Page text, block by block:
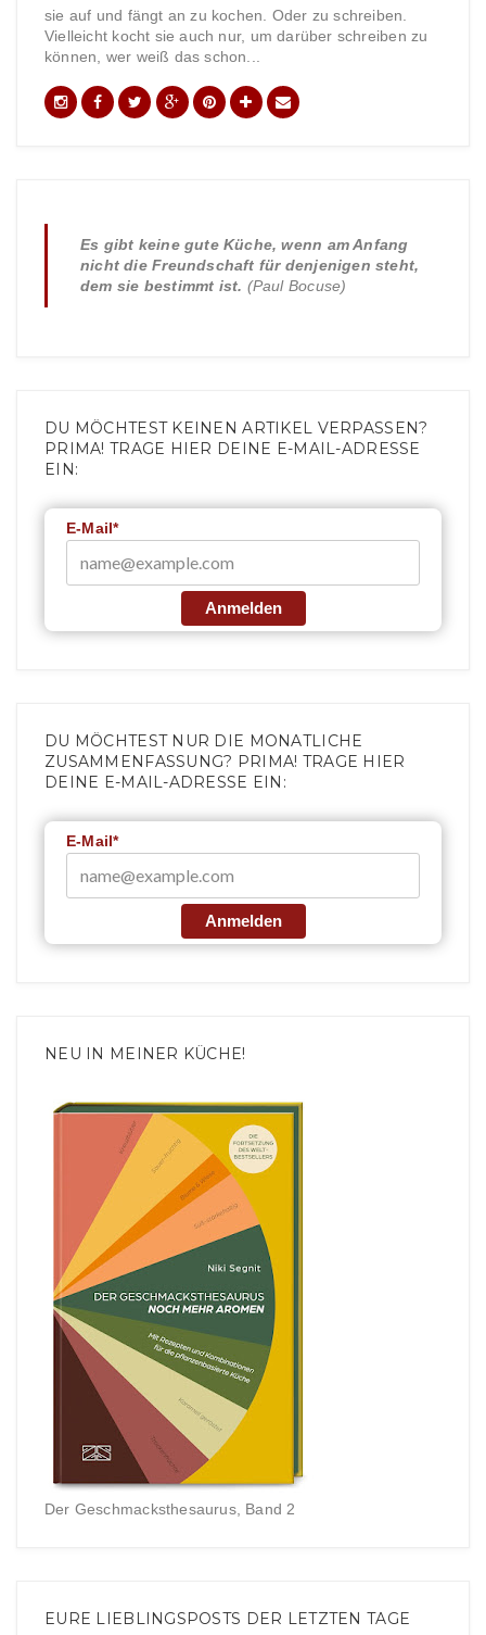
sie auf und fängt an zu kochen. Oder zu schreiben.
Vielleicht kocht sie auch nur, um darüber schreiben zu
können, wer weiß das schon...
Es gibt keine gute Küche, wenn am Anfang
nicht die Freundschaft für denjenigen steht,
dem sie bestimmt ist. (Paul Bocuse)
DU MÖCHTEST KEINEN ARTIKEL VERPASSEN?
PRIMA! TRAGE HIER DEINE E-MAIL-ADRESSE
EIN:
E-Mail*
Anmelden
DU MÖCHTEST NUR DIE MONATLICHE
ZUSAMMENFASSUNG? PRIMA! TRAGE HIER
DEINE E-MAIL-ADRESSE EIN:
E-Mail*
Anmelden
NEU IN MEINER KÜCHE!
Der Geschmacksthesaurus, Band 2
EURE LIEBLINGSPOSTS DER LETZTEN TAGE